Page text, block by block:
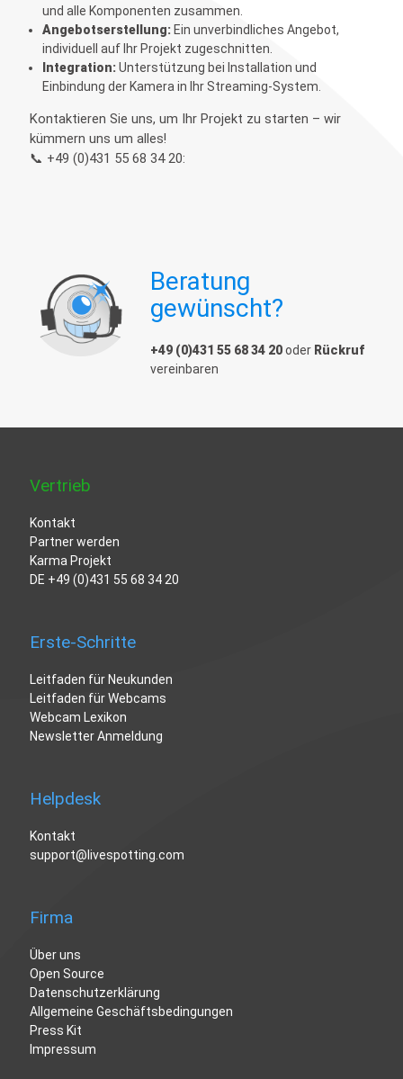
und alle Komponenten zusammen.
Angebotserstellung:Ein unverbindliches Angebot,
individuell auf Ihr Projekt zugeschnitten.
Integration:Unterstützung bei Installation und
Einbindung der Kamera in Ihr Streaming-System.
Kontaktieren Sie uns, um Ihr Projekt zu starten – wir
kümmern uns um alles!
📞 +49 (0)431 55 68 34 20:
Beratung
gewünscht?
+49 (0)431 55 68 34 20oder Rückruf
vereinbaren
Vertrieb
Kontakt
Partner werden
Karma Projekt
DE +49 (0)431 55 68 34 20
Erste-Schritte
Leitfaden für Neukunden
Leitfaden für Webcams
Webcam Lexikon
Newsletter Anmeldung
Helpdesk
Kontakt
support@livespotting.com
Firma
Über uns
Open Source
Datenschutzerklärung
Allgemeine Geschäftsbedingungen
Press Kit
Impressum